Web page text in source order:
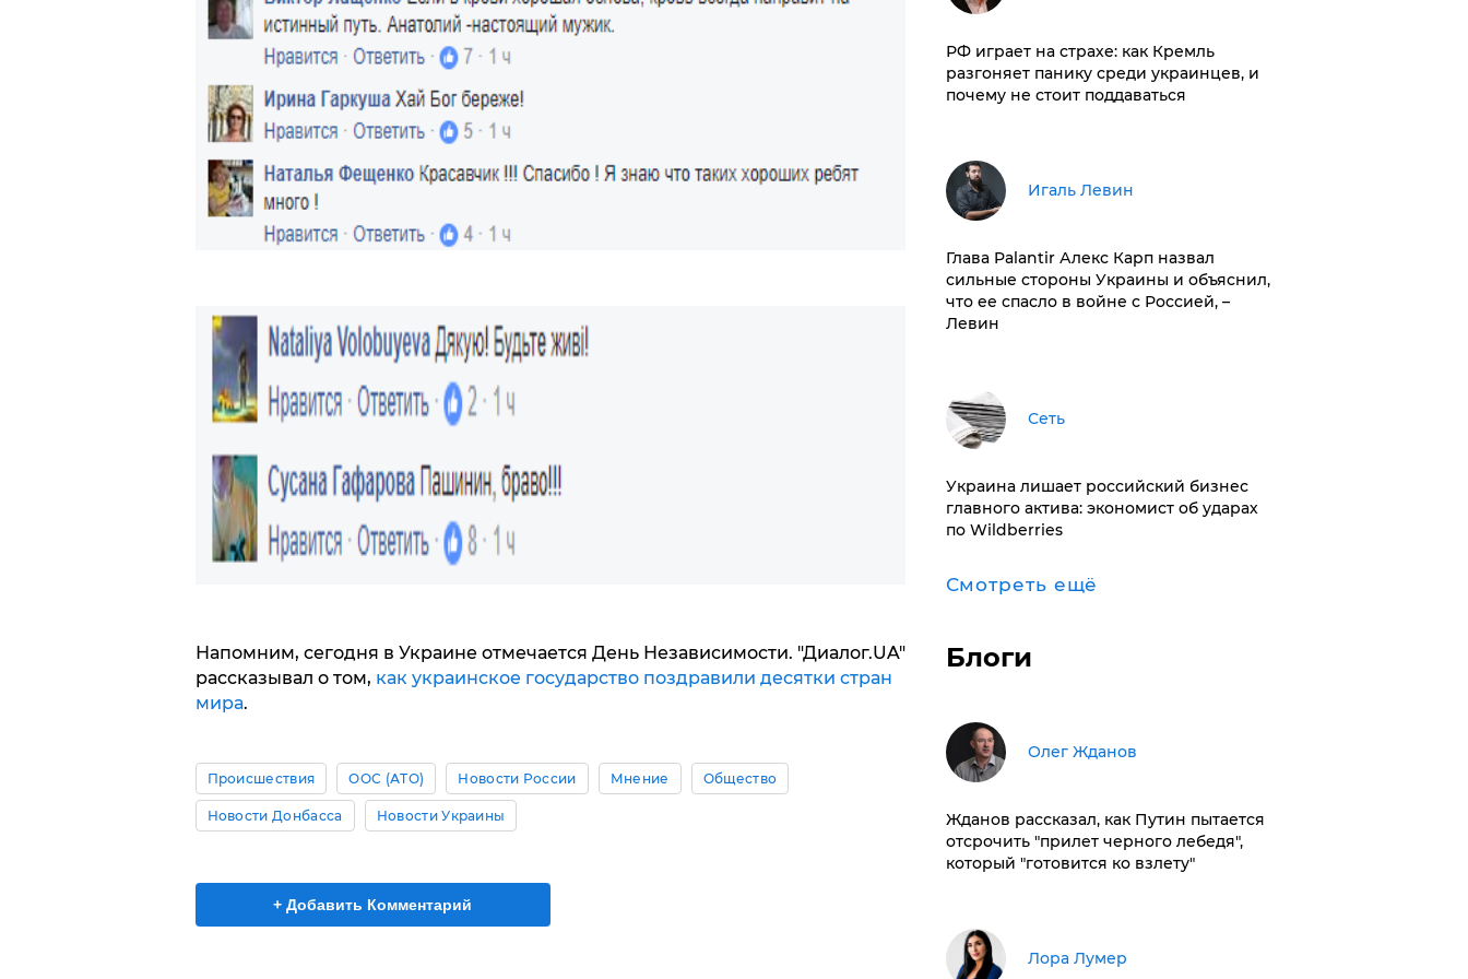
Напомним, сегодня в Украине отмечается День Независимости. "Диалог.UA"
рассказывал о том, как украинское государство поздравили десятки стран
мира.
Происшествия ООС (АТО) Новости России Мнение Общество
Новости Донбасса Новости Украины
+ Добавить Комментарий
РФ играет на страхе: как Кремль
разгоняет панику среди украинцев, и
почему не стоит поддаваться
Игаль Левин
Глава Palantir Алекс Карп назвал
сильные стороны Украины и объяснил,
что ее спасло в войне с Россией, –
Левин
Сеть
​Украина лишает российский бизнес
главного актива: экономист об ударах
по Wildberries
Смотреть ещё
Блоги
Олег Жданов
Жданов рассказал, как Путин пытается
отсрочить "прилет черного лебедя",
который "готовится ко взлету"
​Лора Лумер